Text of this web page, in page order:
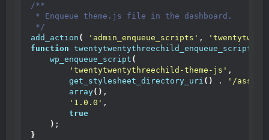
/**
* Enqueue theme.js file in the dashboard.
*/
add_action ( 'admin_enqueue_scripts' ,
function twentytwentythreechild_enqueue_scripts
wp_enqueue_script (
'twentytwentythreechild-theme-js' ,
get_stylesheet_directory_uri () .
'/
array() ,
'1.0.0' ,
true
) ;
}